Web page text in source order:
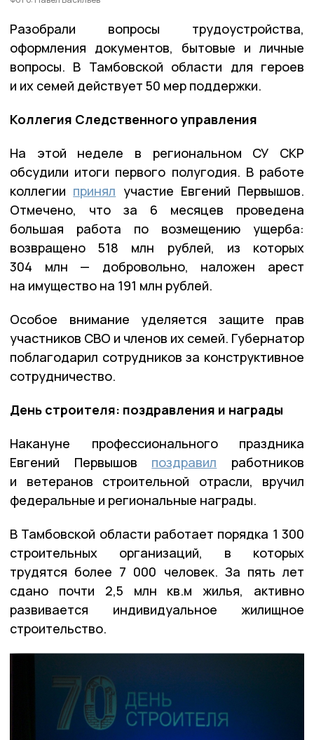
Разобрали вопросы трудоустройства,
оформления документов, бытовые и личные
вопросы. В Тамбовской области для героев
и их семей действует 50 мер поддержки.
Коллегия Следственного управления
На этой неделе в региональном СУ СКР
обсудили итоги первого полугодия. В работе
коллегии принял участие Евгений Первышов.
Отмечено, что за 6 месяцев проведена
большая работа по возмещению ущерба:
возвращено 518 млн рублей, из которых
304 млн — добровольно, наложен арест
на имущество на 191 млн рублей.
Особое внимание уделяется защите прав
участников СВО и членов их семей. Губернатор
поблагодарил сотрудников за конструктивное
сотрудничество.
День строителя: поздравления и награды
Накануне профессионального праздника
Евгений Первышов поздравил работников
и ветеранов строительной отрасли, вручил
федеральные и региональные награды.
В Тамбовской области работает порядка 1 300
строительных организаций, в которых
трудятся более 7 000 человек. За пять лет
сдано почти 2,5 млн кв.м жилья, активно
развивается индивидуальное жилищное
строительство.